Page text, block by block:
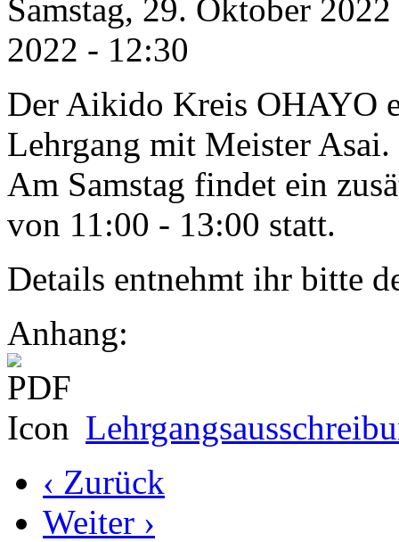
Samstag, 29. Oktober
2022 - 12:30
Der Aikido Kreis OHAYO
Lehrgang mit Meister Asai.
Am Samstag findet ein
von 11:00 - 13:00 statt.
Details entnehmt ihr bitte
Anhang:
‹ Zurück
Weiter ›